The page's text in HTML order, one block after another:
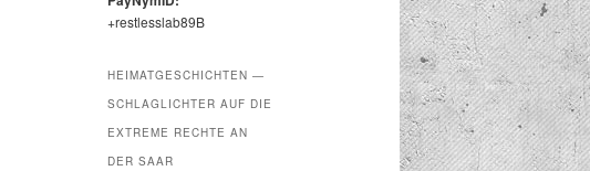
+restlesslab89B
HEIMATGESCHICHTEN —
SCHLAGLICHTER AUF DIE
EXTREME RECHTE AN
DER SAAR